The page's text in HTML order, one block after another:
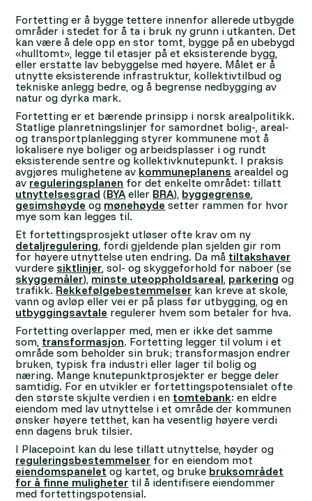
Fortetting er å bygge tettere innenfor allerede utbygde
områder i stedet for å ta i bruk ny grunn i utkanten. Det
kan være å dele opp en stor tomt, bygge på en ubebygd
«hulltomt», legge til etasjer på et eksisterende bygg,
eller erstatte lav bebyggelse med høyere. Målet er å
utnytte eksisterende infrastruktur, kollektivtilbud og
tekniske anlegg bedre, og å begrense nedbygging av
natur og dyrka mark.
Fortetting er et bærende prinsipp i norsk arealpolitikk.
Statlige planretningslinjer for samordnet bolig-, areal-
og transportplanlegging styrer kommunene mot å
lokalisere nye boliger og arbeidsplasser i og rundt
eksisterende sentre og kollektivknutepunkt. I praksis
avgjøres mulighetene av kommuneplanens arealdel og
av reguleringsplanen for det enkelte området: tillatt
utnyttelsesgrad (BYAeller BRA), byggegrense,
gesimshøyde og mønehøyde setter rammen for hvor
mye som kan legges til.
Et fortettingsprosjekt utløser ofte krav om ny
detaljregulering, fordi gjeldende plan sjelden gir rom
for høyere utnyttelse uten endring. Da må tiltakshaver
vurdere siktlinjer, sol- og skyggeforhold for naboer (se
skyggemåler), minste uteoppholdsareal, parkering og
trafikk. Rekkefølgebestemmelser kan kreve at skole,
vann og avløp eller vei er på plass før utbygging, og en
utbyggingsavtale regulerer hvem som betaler for hva.
Fortetting overlapper med, men er ikke det samme
som, transformasjon. Fortetting legger til volum i et
område som beholder sin bruk; transformasjon endrer
bruken, typisk fra industri eller lager til bolig og
næring. Mange knutepunktprosjekter er begge deler
samtidig. For en utvikler er fortettingspotensialet ofte
den største skjulte verdien i en tomtebank: en eldre
eiendom med lav utnyttelse i et område der kommunen
ønsker høyere tetthet, kan ha vesentlig høyere verdi
enn dagens bruk tilsier.
I Placepoint kan du lese tillatt utnyttelse, høyder og
reguleringsbestemmelser for en eiendom mot
eiendomspanelet og kartet, og bruke bruksområdet
for å finne muligheter til å identifisere eiendommer
med fortettingspotensial.